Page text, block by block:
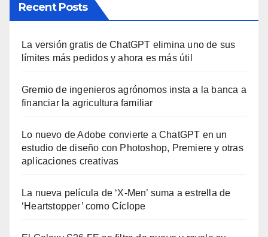
Recent Posts
La versión gratis de ChatGPT elimina uno de sus
límites más pedidos y ahora es más útil
Gremio de ingenieros agrónomos insta a la banca a
financiar la agricultura familiar
Lo nuevo de Adobe convierte a ChatGPT en un
estudio de diseño con Photoshop, Premiere y otras
aplicaciones creativas
La nueva película de ‘X-Men’ suma a estrella de
‘Heartstopper’ como Cíclope